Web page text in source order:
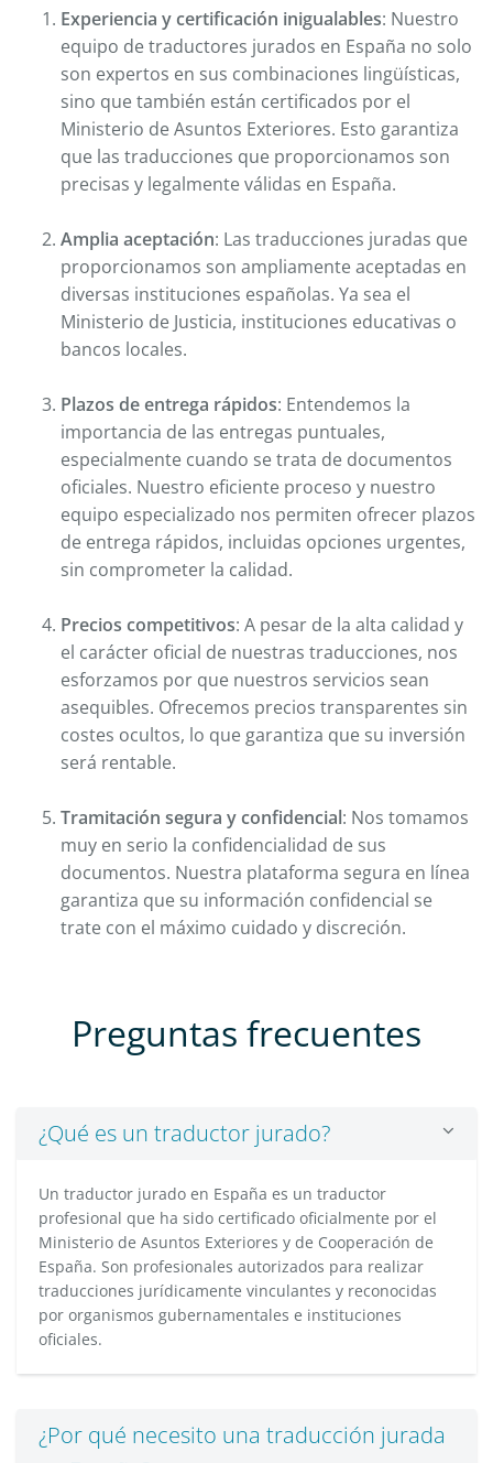
Experiencia y certificación inigualables: Nuestro
equipo de traductores jurados en España no solo
son expertos en sus combinaciones lingüísticas,
sino que también están certificados por el
Ministerio de Asuntos Exteriores. Esto garantiza
que las traducciones que proporcionamos son
precisas y legalmente válidas en España.
Amplia aceptación: Las traducciones juradas que
proporcionamos son ampliamente aceptadas en
diversas instituciones españolas. Ya sea el
Ministerio de Justicia, instituciones educativas o
bancos locales.
Plazos de entrega rápidos: Entendemos la
importancia de las entregas puntuales,
especialmente cuando se trata de documentos
oficiales. Nuestro eficiente proceso y nuestro
equipo especializado nos permiten ofrecer plazos
de entrega rápidos, incluidas opciones urgentes,
sin comprometer la calidad.
Precios competitivos: A pesar de la alta calidad y
el carácter oficial de nuestras traducciones, nos
esforzamos por que nuestros servicios sean
asequibles. Ofrecemos precios transparentes sin
costes ocultos, lo que garantiza que su inversión
será rentable.
Tramitación segura y confidencial: Nos tomamos
muy en serio la confidencialidad de sus
documentos. Nuestra plataforma segura en línea
garantiza que su información confidencial se
trate con el máximo cuidado y discreción.
Preguntas frecuentes
¿Qué es un traductor jurado?
Un traductor jurado en España es un traductor
profesional que ha sido certificado oficialmente por el
Ministerio de Asuntos Exteriores y de Cooperación de
España. Son profesionales autorizados para realizar
traducciones jurídicamente vinculantes y reconocidas
por organismos gubernamentales e instituciones
oficiales.
¿Por qué necesito una traducción jurada